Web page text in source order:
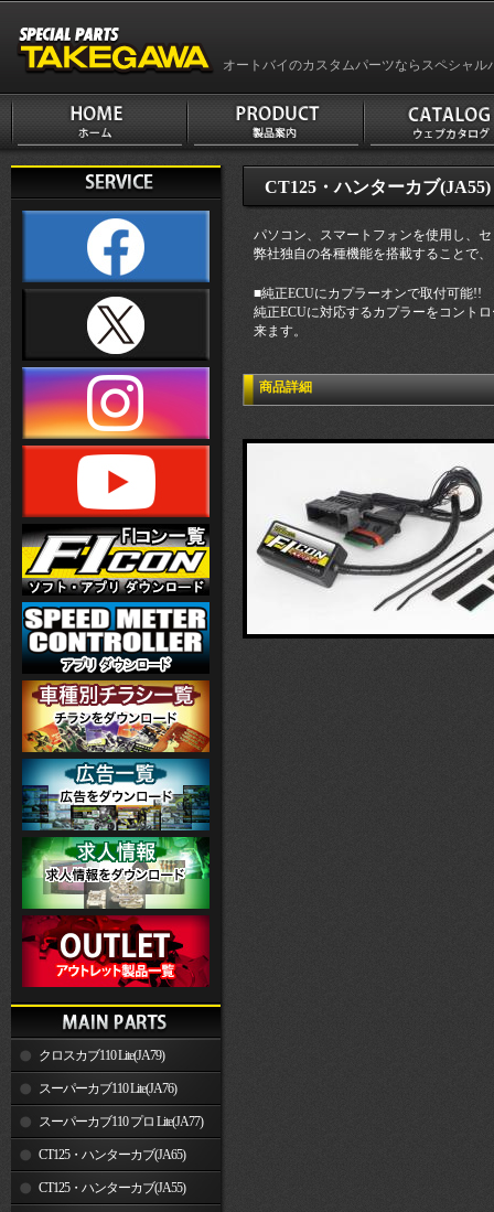
オートバイのカスタムパーツならスペシャル
クロスカブ110 Lite(JA79)
スーパーカブ110 Lite(JA76)
スーパーカブ110 プロ Lite(JA77)
CT125・ハンターカブ(JA65)
CT125・ハンターカブ(JA55)
CT125・ハンターカブ(JA55)
パソコン、スマートフォンを使用し、
弊社独自の各種機能を搭載することで
■純正ECUにカプラーオンで取付可能!!
純正ECUに対応するカプラーをコント
来ます。
商品詳細